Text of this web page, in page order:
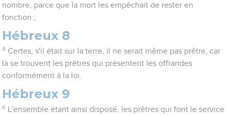
nombre, parce que la mort les empêchait de rester en
fonction ;
Hébreux 8
4 Certes, s'il était sur la terre, il ne serait même pas prêtre, car
là se trouvent les prêtres qui présentent les offrandes
conformément à la loi.
Hébreux 9
6
L'ensemble étant ainsi disposé, les prêtres qui font le service